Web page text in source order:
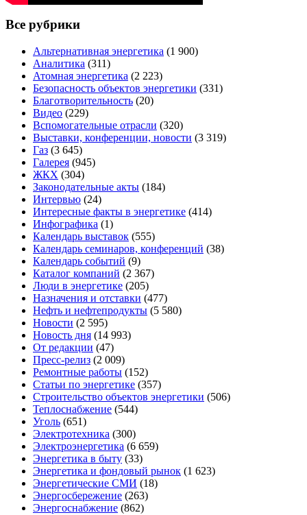
Все рубрики
Альтернативная энергетика (1 900)
Аналитика (311)
Атомная энергетика (2 223)
Безопасность объектов энергетики (331)
Благотворительность (20)
Видео (229)
Вспомогательные отрасли (320)
Выставки, конференции, новости (3 319)
Газ (3 645)
Галерея (945)
ЖКХ (304)
Законодательные акты (184)
Интервью (24)
Интересные факты в энергетике (414)
Инфографика (1)
Календарь выставок (555)
Календарь семинаров, конференций (38)
Календарь событий (9)
Каталог компаний (2 367)
Люди в энергетике (205)
Назначения и отставки (477)
Нефть и нефтепродукты (5 580)
Новости (2 595)
Новость дня (14 993)
От редакции (47)
Пресс-релиз (2 009)
Ремонтные работы (152)
Статьи по энергетике (357)
Строительство объектов энергетики (506)
Теплоснабжение (544)
Уголь (651)
Электротехника (300)
Электроэнергетика (6 659)
Энергетика в быту (33)
Энергетика и фондовый рынок (1 623)
Энергетические СМИ (18)
Энергосбережение (263)
Энергоснабжение (862)